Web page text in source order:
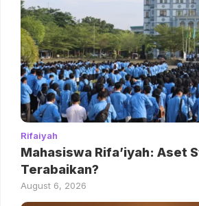
Rifaiyah
Mahasiswa Rifa’iyah: Aset
Terabaikan?
August 6, 2026